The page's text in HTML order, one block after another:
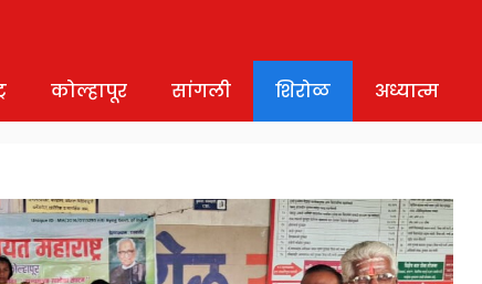
कोल्हापूर सांगली शिरोळ अध्यात्म